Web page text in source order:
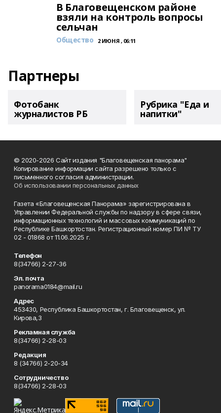
В Благовещенском районе
взяли на контроль вопросы
сельчан
Общество 2 ИЮНЯ , 06:11
Партнеры
Фотобанк
журналистов РБ
Рубрика "Еда и
напитки"
© 2020-2026 Сайт издания "Благовещенская панорама"
Копирование информации сайта разрешено только с
письменного согласия администрации.
Об использовании персональных данных
Газета «Благовещенская Панорама» зарегистрирована в
Управлении Федеральной службы по надзору в сфере связи,
информационных технологий и массовых коммуникаций по
Республике Башкортостан. Регистрационный номер ПИ № ТУ
02 - 01868 от 11.06.2025 г.
Телефон
8(34766) 2-27-36
Эл. почта
panorama0184@mail.ru
Адрес
453430, Республика Башкортостан, г. Благовещенск, ул.
Кирова,3
Рекламная служба
8(34766) 2-28-03
Редакция
8 (34766) 2-20-34
Сотрудничество
8(34766) 2-28-03